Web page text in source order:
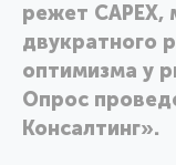
режет
двукратного
оптимизма у
Опрос
Консалтинг».